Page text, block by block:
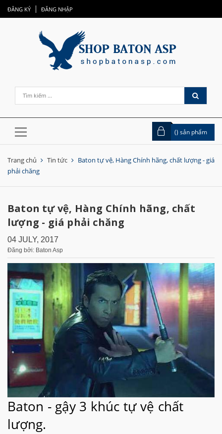
ĐĂNG KÝ ĐĂNG NHẬP
() sản phẩm
Trang chủ Tin tức
Baton tự vệ, Hàng Chính hãng, chất lượng - giá
phải chăng
Baton tự vệ, Hàng Chính hãng, chất
lượng - giá phải chăng
04 JULY, 2017
Đăng bởi: Baton Asp
Baton - gậy 3 khúc tự vệ chất
lượng.